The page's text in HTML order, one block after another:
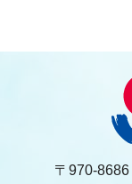
〒970-